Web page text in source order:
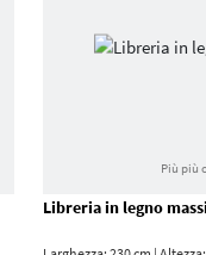
Più più
Libreria in legno